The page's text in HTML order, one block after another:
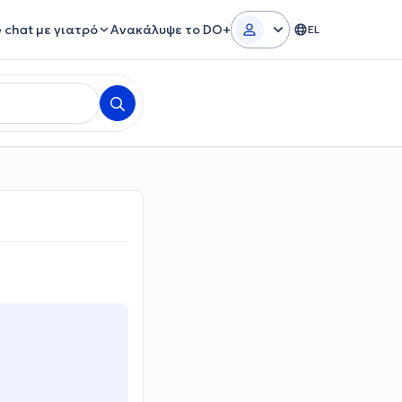
chat με γιατρό Ανακάλυψε το DO+ EL